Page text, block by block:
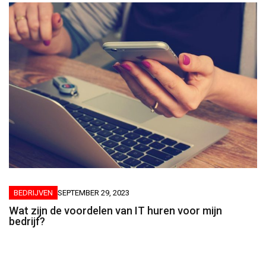
BEDRIJVEN SEPTEMBER 29, 2023
Wat zijn de voordelen van IT huren voor mijn
bedrijf?